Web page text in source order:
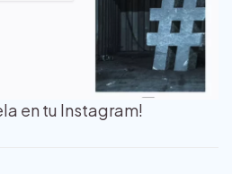
en tu Instagram!